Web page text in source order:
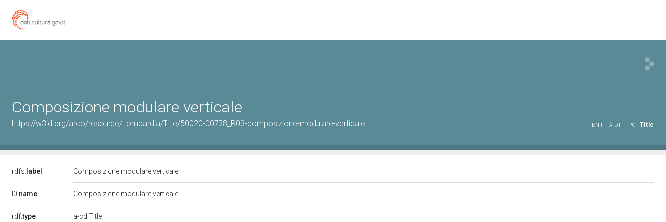
Composizione modulare verticale
https://w3id.org/arco/resource/Lombardia/Title/50020-00778_R03-composizione-modulare-verticale ENTITÀ DI TIPO: Title
rdfs: label Composizione modulare verticale
l0:name Composizione modulare verticale
rdf:type
a-cd:Title